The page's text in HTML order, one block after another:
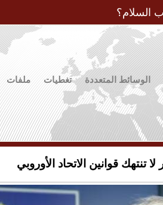
السلام؟
الوسائط المتعددة تغطيات ملفات
قوانين الاتحاد الأوروبي